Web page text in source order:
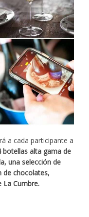
a cada participante a
botellas alta gama de
una selección de
de chocolates,
La Cumbre.